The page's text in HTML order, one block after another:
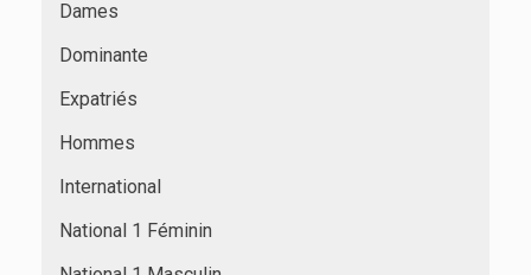
Dames
Dominante
Expatriés
Hommes
International
National 1 Féminin